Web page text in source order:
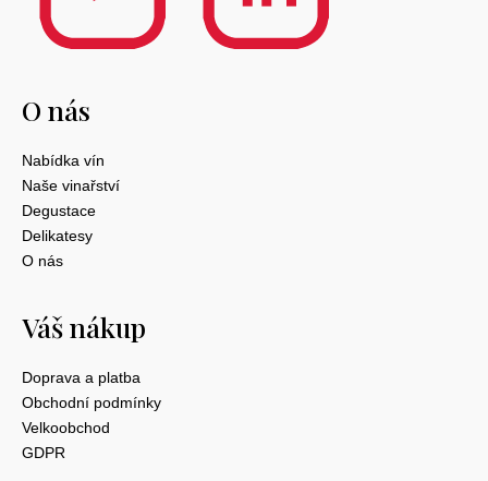
O nás
Nabídka vín
Naše vinařství
Degustace
Delikatesy
O nás
Váš nákup
Doprava a platba
Obchodní podmínky
Velkoobchod
GDPR